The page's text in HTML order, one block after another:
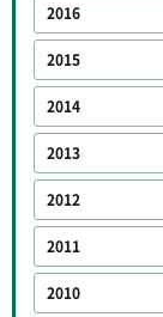
2016
2015
2014
2013
2012
2011
2010